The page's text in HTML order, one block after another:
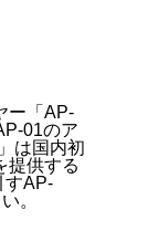
ー「AP-
01のア
は国内初
提供する
すAP-
。